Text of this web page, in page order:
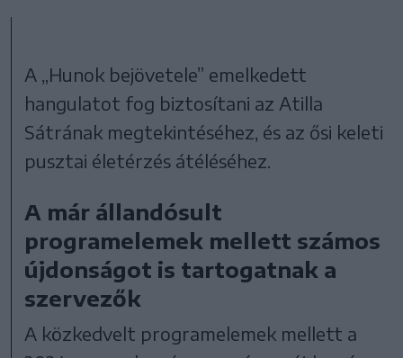
A „Hunok bejövetele” emelkedett
hangulatot fog biztosítani az Atilla
Sátrának megtekintéséhez, és az ősi keleti
pusztai életérzés átéléséhez.
A már állandósult
programelemek mellett számos
újdonságot is tartogatnak a
szervezők
A közkedvelt programelemek mellett a